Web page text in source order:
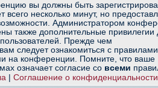
вы должны быть
всего несколько минут, но
Администратором
также дополнительные привилегии
Прежде чем
следует ознакомиться с
на конференции. Помните, что ваше
означает согласие со всеми
| Соглашение о конфиденциальности